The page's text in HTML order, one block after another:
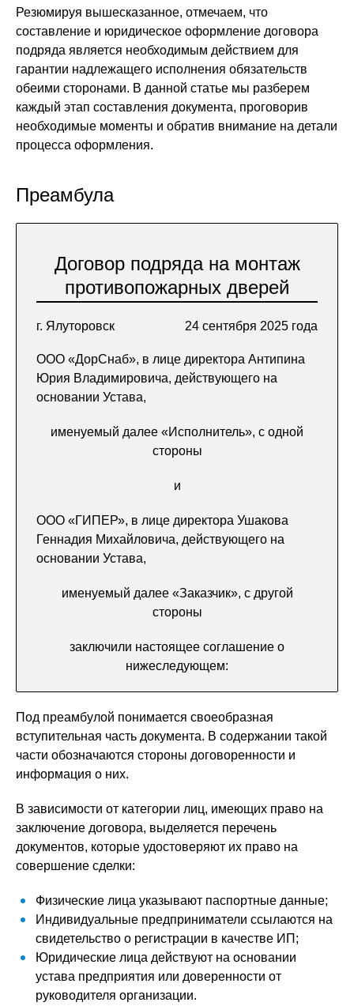
Резюмируя вышесказанное, отмечаем, что
составление и юридическое оформление договора
подряда является необходимым действием для
гарантии надлежащего исполнения обязательств
обеими сторонами. В данной статье мы разберем
каждый этап составления документа, проговорив
необходимые моменты и обратив внимание на детали
процесса оформления.
Преамбула
Договор подряда на монтаж
противопожарных дверей
г. Ялуторовск 24 сентября 2025 года
ООО «ДорСнаб», в лице директора Антипина
Юрия Владимировича, действующего на
основании Устава,
именуемый далее «Исполнитель», с одной
стороны
и
ООО «ГИПЕР», в лице директора Ушакова
Геннадия Михайловича, действующего на
основании Устава,
именуемый далее «Заказчик», с другой
стороны
заключили настоящее соглашение о
нижеследующем:
Под преамбулой понимается своеобразная
вступительная часть документа. В содержании такой
части обозначаются стороны договоренности и
информация о них.
В зависимости от категории лиц, имеющих право на
заключение договора, выделяется перечень
документов, которые удостоверяют их право на
совершение сделки:
Физические лица указывают паспортные данные;
Индивидуальные предприниматели ссылаются на
свидетельство о регистрации в качестве ИП;
Юридические лица действуют на основании
устава предприятия или доверенности от
руководителя организации.